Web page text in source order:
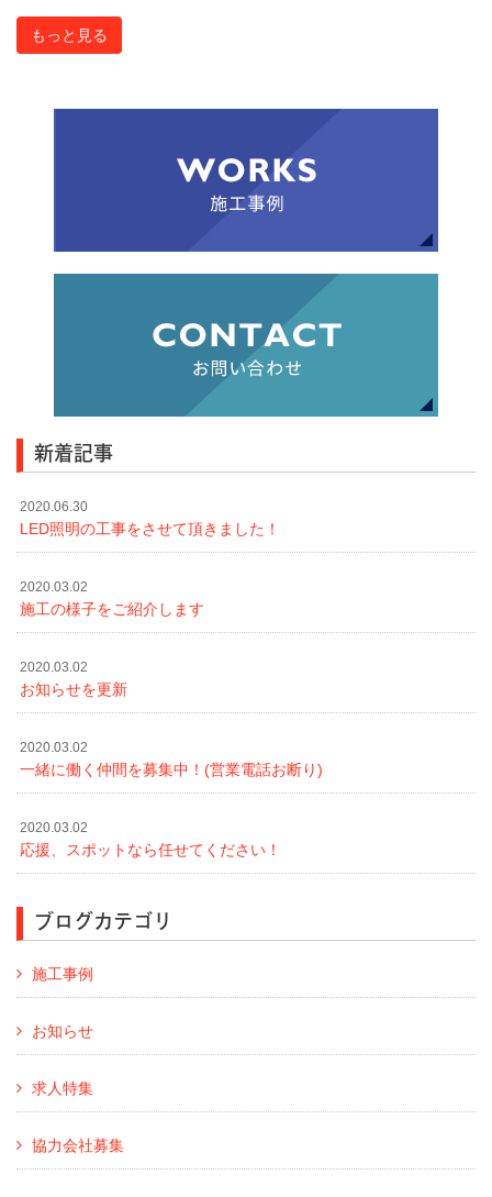
もっと見る
新着記事
2020.06.30
LED照明の工事をさせて頂きました！
2020.03.02
施工の様子をご紹介します
2020.03.02
お知らせを更新
2020.03.02
一緒に働く仲間を募集中！(営業電話お断り)
2020.03.02
応援、スポットなら任せてください！
ブログカテゴリ
施工事例
お知らせ
求人特集
協力会社募集